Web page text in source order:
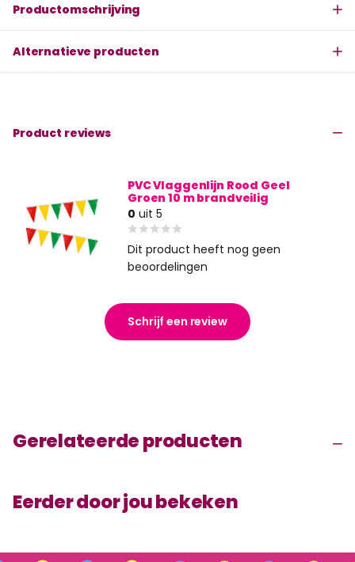
Productomschrijving
Alternatieve producten
Product reviews
PVC Vlaggenlijn Rood Geel
Groen 10 m brandveilig
0 uit 5
Dit product heeft nog geen
beoordelingen
Schrijf een review
Gerelateerde producten
Eerder door jou bekeken